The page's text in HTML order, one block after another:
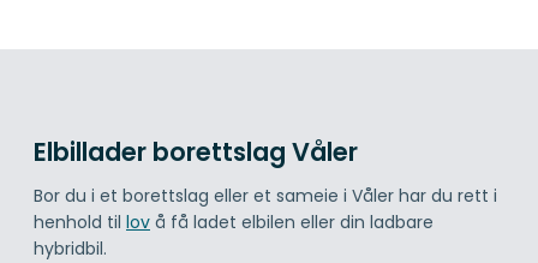
Elbillader borettslag Våler
Bor du i et borettslag eller et sameie i Våler har du rett i
henhold til lov å få ladet elbilen eller din ladbare
hybridbil.